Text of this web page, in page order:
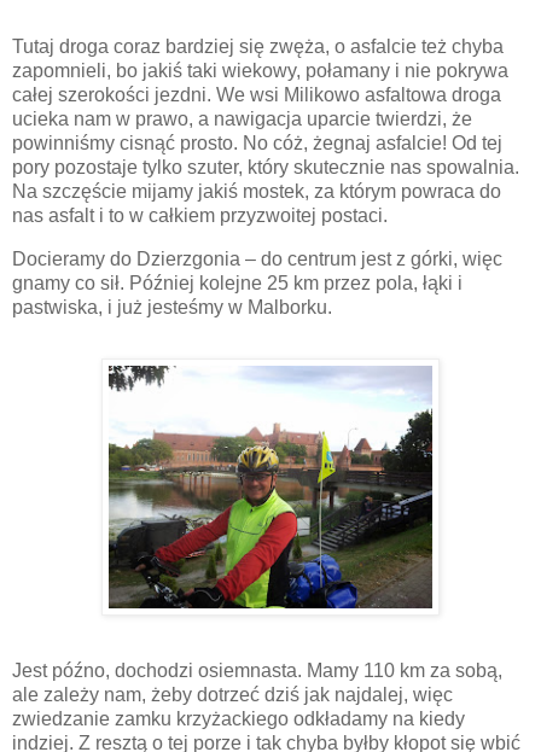
Tutaj droga coraz bardziej się zwęża, o asfalcie też chyba
zapomnieli, bo jakiś taki wiekowy, połamany i nie pokrywa
całej szerokości jezdni. We wsi Milikowo asfaltowa droga
ucieka nam w prawo, a nawigacja uparcie twierdzi, że
powinniśmy cisnąć prosto. No cóż, żegnaj asfalcie! Od tej
pory pozostaje tylko szuter, który skutecznie nas spowalnia.
Na szczęście mijamy jakiś mostek, za którym powraca do
nas asfalt i to w całkiem przyzwoitej postaci.
Docieramy do Dzierzgonia – do centrum jest z górki, więc
gnamy co sił. Później kolejne 25 km przez pola, łąki i
pastwiska, i już jesteśmy w Malborku.
Jest późno, dochodzi osiemnasta. Mamy 110 km za sobą,
ale zależy nam, żeby dotrzeć dziś jak najdalej, więc
zwiedzanie zamku krzyżackiego odkładamy na kiedy
indziej. Z resztą o tej porze i tak chyba byłby kłopot się wbić